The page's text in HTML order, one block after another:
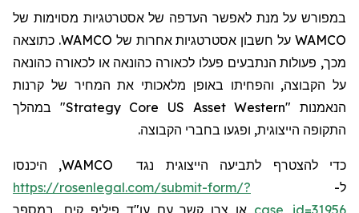
במפורש על מנת לאפשר העדפה של אסטרטגיות מסוימות של
WAMCO על חשבון אסטרטגיות אחרות של WAMCO. כתוצאה
מכך, פעולות הנתבעים פעלו לכאורה כהונאה אולכאורה כהונאה
על הקבוצה, והפחיתו באופן מלאכותי את המחיר של קרנות
הנאמנות "Western
Asset
Core
Strategy" במהלך
התקופה הייצוגית, ופגעו בחברי הקבוצה.
כדי להצטרף לתביעה הייצוגית נגד WAMCO, היכנסו
ל- https://rosenlegal.com/submit-form/?
case_id=31956 או צרו קשר עם עו"ד פיליפ קים, במספר